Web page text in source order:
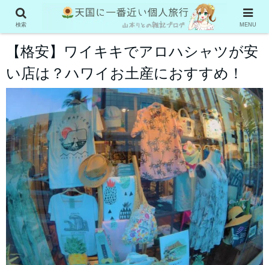
ハワイ
【格安】ワイキキでアロハシャツが安
い店は？ハワイお土産におすすめ！
検索 MENU